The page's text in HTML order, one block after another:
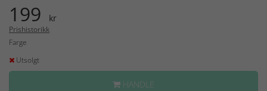
199 kr
Prishistorikk
Farge
Utsolgt
HANDLE